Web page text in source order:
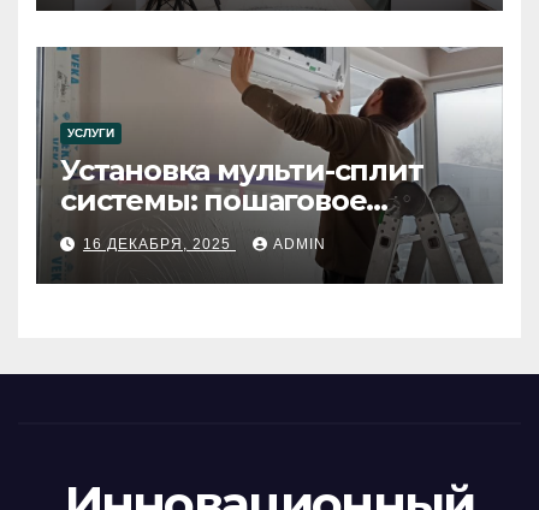
УСЛУГИ
Установка мульти-сплит
системы: пошаговое
руководство
16 ДЕКАБРЯ, 2025 ADMIN